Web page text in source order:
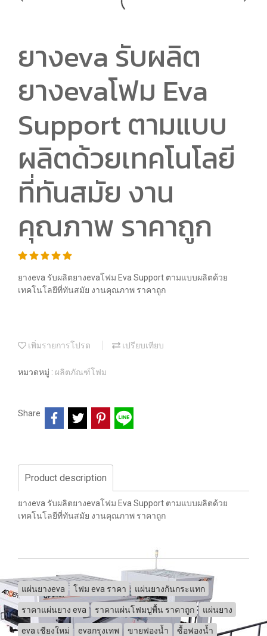
ยางeva รับผลิต
ยางevaโฟม Eva
Support ตามแบบ
ผลิตด้วยเทคโนโลยี
ที่ทันสมัย งาน
คุณภาพ ราคาถูก
ยางeva รับผลิตยางevaโฟม Eva Support ตามแบบผลิตด้วย
เทคโนโลยีที่ทันสมัย งานคุณภาพ ราคาถูก
เพิ่มรายการโปรด เปรียบเทียบ
หมวดหมู่ : ผลิตภัณฑ์โฟม
Share
Product description
ยางeva รับผลิตยางevaโฟม Eva Support ตามแบบผลิตด้วย
เทคโนโลยีที่ทันสมัย งานคุณภาพ ราคาถูก
แผ่นยางeva โฟม eva ราคา แผ่นยางกันกระแทก
ราคาแผ่นยาง eva ราคาแผ่นโฟมปูพื้น ราคาถูก แผ่นยาง
eva เชียงใหม่ evaกรุงเทพ ขายฟองน้ำ ซื้อฟองน้ำ